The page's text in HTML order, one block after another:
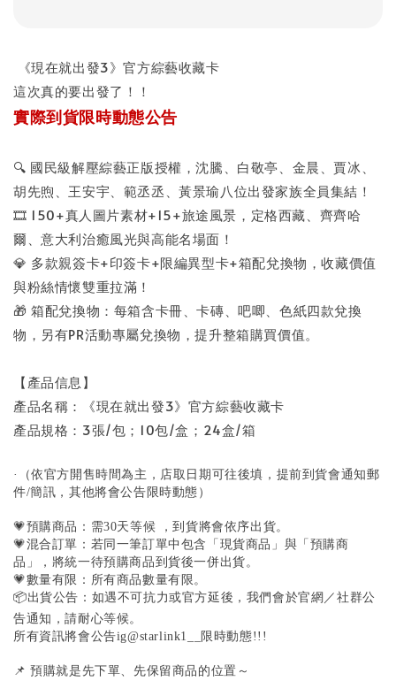
《現在就出發3》官方綜藝收藏卡
這次真的要出發了！！
實際到貨限時動態公告
🔍 國民級解壓綜藝正版授權，沈騰、白敬亭、金晨、賈冰、
胡先煦、王安宇、範丞丞、黃景瑜八位出發家族全員集結！
🎞️ 150+真人圖片素材+15+旅途風景，定格西藏、齊齊哈
爾、意大利治癒風光與高能名場面！
💎 多款親簽卡+印簽卡+限編異型卡+箱配兌換物，收藏價值
與粉絲情懷雙重拉滿！
🎁 箱配兌換物：每箱含卡冊、卡磚、吧唧、色紙四款兌換
物，另有PR活動專屬兌換物，提升整箱購買價值。
【產品信息】
產品名稱：《現在就出發3》官方綜藝收藏卡
產品規格：3張/包；10包/盒；24盒/箱
·（依官方開售時間為主，店取日期可往後填，提前到貨會通知郵
件/簡訊，其他將會公告限時動態）
💗預購商品：需30天等候 ，到貨將會依序出貨。
💗混合訂單：若同一筆訂單中包含「現貨商品」與「預購商
品」，將統一待預購商品到貨後一併出貨。
💗數量有限：所有商品數量有限。
📦出貨公告：如遇不可抗力或官方延後，我們會於官網／社群公
告通知，請耐心等候。
所有資訊將會公告ig@starlink1__限時動態!!!
📌 預購就是先下單、先保留商品的位置～